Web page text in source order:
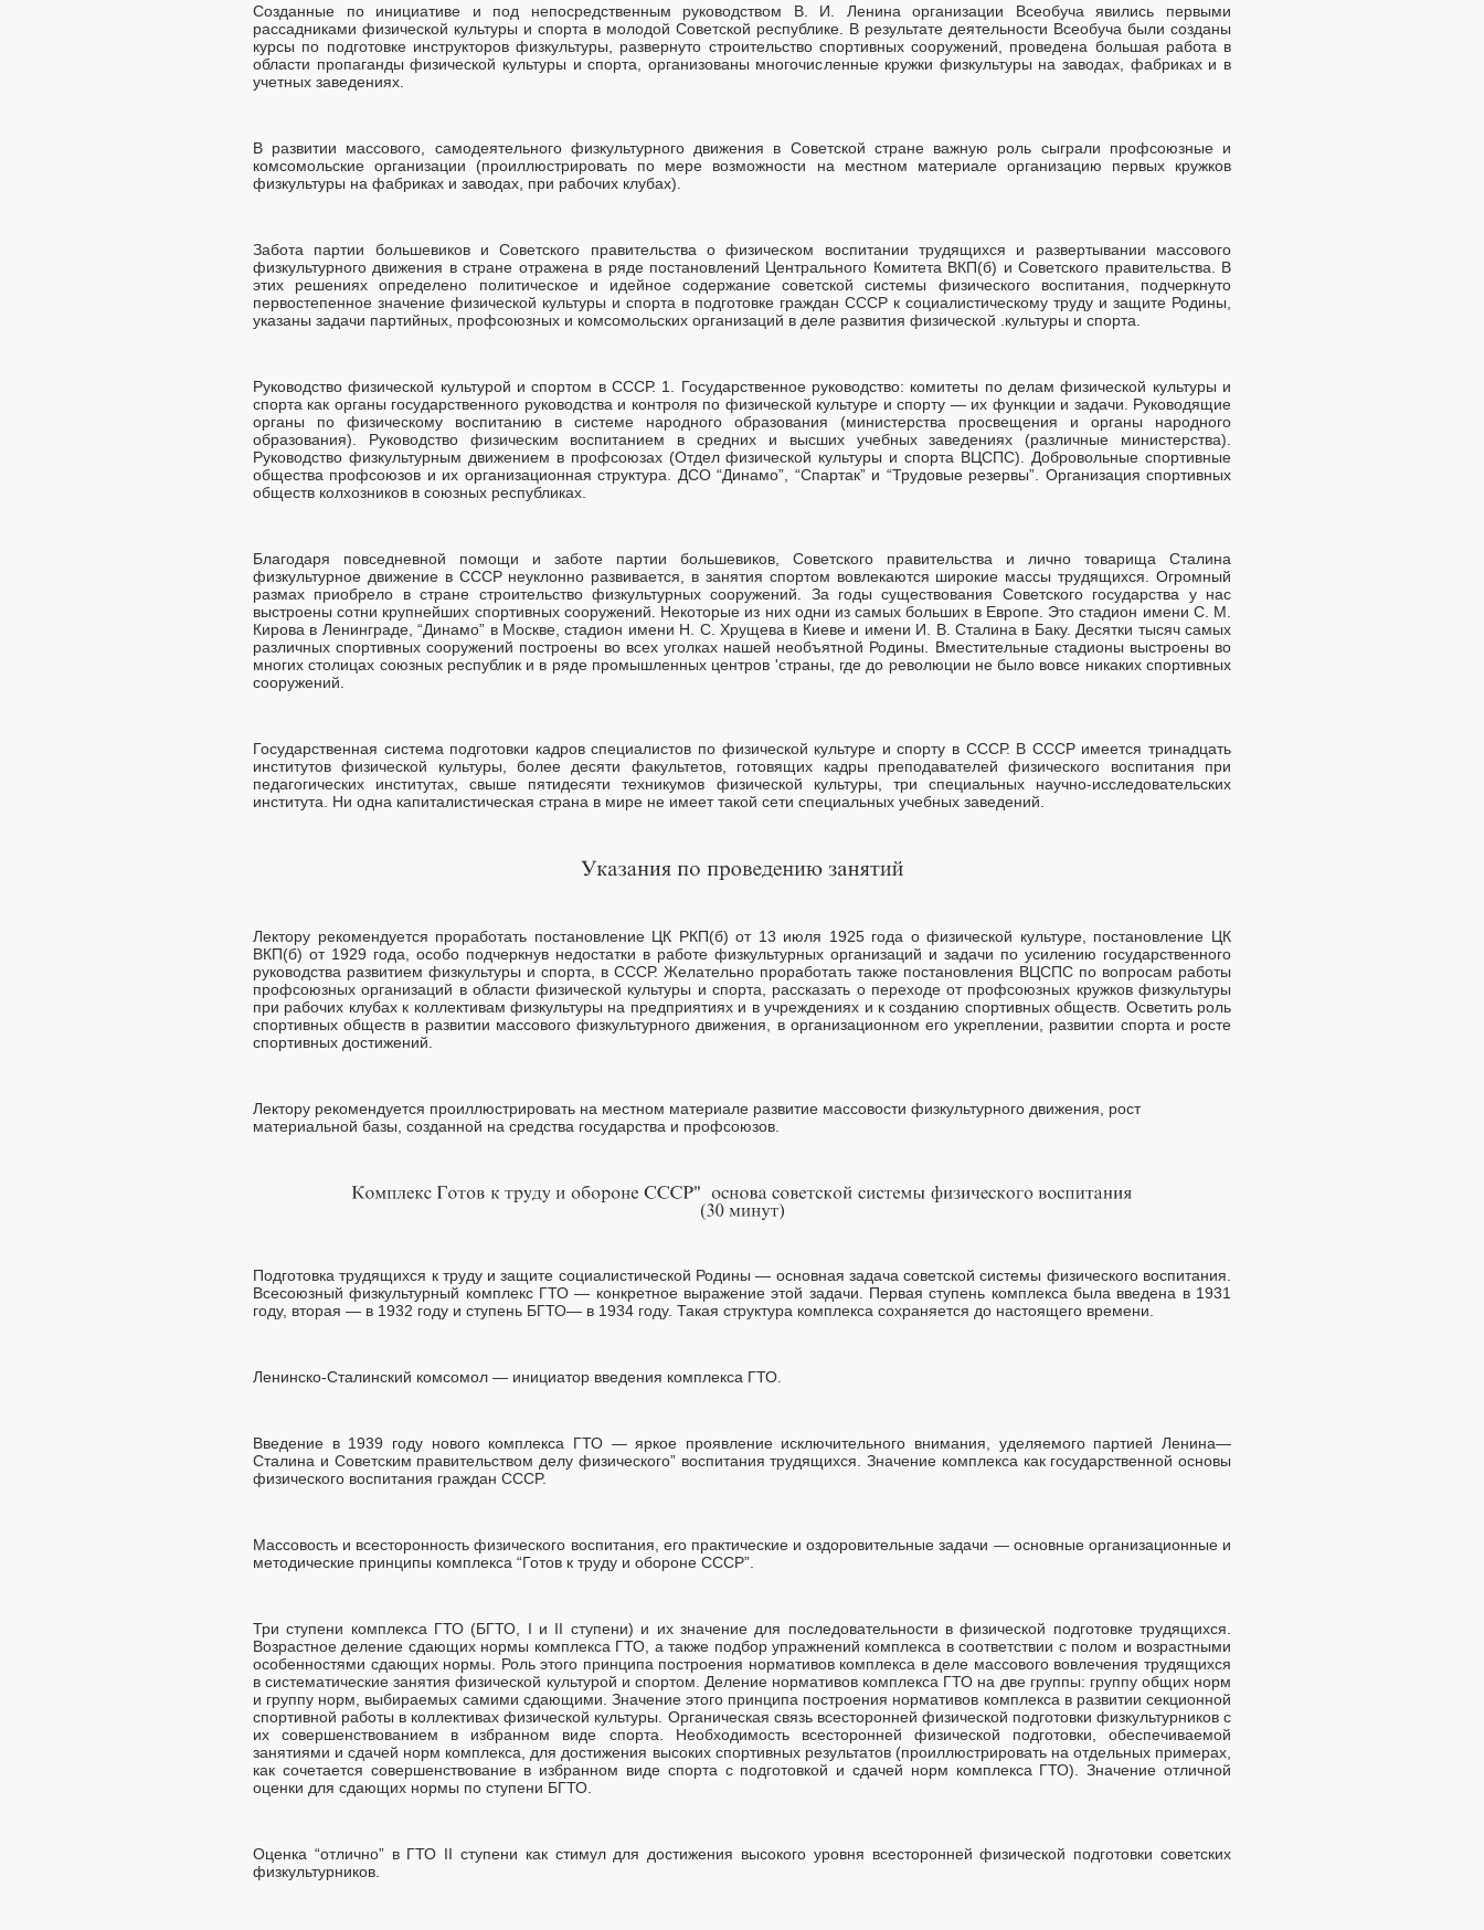
Созданные по инициативе и под непосредственным руководством В. И. Ленина организации Всеобуча явились первыми
рассадниками физической культуры и спорта в молодой Советской республике. В результате деятельности Всеобуча были созданы
курсы по подготовке инструкторов физкультуры, развернуто строительство спортивных сооружений, проведена большая работа в
области пропаганды физической культуры и спорта, организованы многочисленные кружки физкультуры на заводах, фабриках и в
учетных заведениях.
В развитии массового, самодеятельного физкультурного движения в Советской стране важную роль сыграли профсоюзные и
комсомольские организации (проиллюстрировать по мере возможности на местном материале организацию первых кружков
физкультуры на фабриках и заводах, при рабочих клубах).
Забота партии большевиков и Советского правительства о физическом воспитании трудящихся и развертывании массового
физкультурного движения в стране отражена в ряде постановлений Центрального Комитета ВКП(б) и Советского правительства. В
этих решениях определено политическое и идейное содержание советской системы физического воспитания, подчеркнуто
первостепенное значение физической культуры и спорта в подготовке граждан СССР к социалистическому труду и защите Родины,
указаны задачи партийных, профсоюзных и комсомольских организаций в деле развития физической .культуры и спорта.
Руководство физической культурой и спортом в СССР. 1. Государственное руководство: комитеты по делам физической культуры и
спорта как органы государственного руководства и контроля по физической культуре и спорту — их функции и задачи. Руководящие
органы по физическому воспитанию в системе народного образования (министерства просвещения и органы народного
образования). Руководство физическим воспитанием в средних и высших учебных заведениях (различные министерства).
Руководство физкультурным движением в профсоюзах (Отдел физической культуры и спорта ВЦСПС). Добровольные спортивные
общества профсоюзов и их организационная структура. ДСО “Динамо”, “Спартак” и “Трудовые резервы”. Организация спортивных
обществ колхозников в союзных республиках.
Благодаря повседневной помощи и заботе партии большевиков, Советского правительства и лично товарища Сталина
физкультурное движение в СССР неуклонно развивается, в занятия спортом вовлекаются широкие массы трудящихся. Огромный
размах приобрело в стране строительство физкультурных сооружений. За годы существования Советского государства у нас
выстроены сотни крупнейших спортивных сооружений. Некоторые из них одни из самых больших в Европе. Это стадион имени С. М.
Кирова в Ленинграде, “Динамо” в Москве, стадион имени Н. С. Хрущева в Киеве и имени И. В. Сталина в Баку. Десятки тысяч самых
различных спортивных сооружений построены во всех уголках нашей необъятной Родины. Вместительные стадионы выстроены во
многих столицах союзных республик и в ряде промышленных центров 'страны, где до революции не было вовсе никаких спортивных
сооружений.
Государственная система подготовки кадров специалистов по физической культуре и спорту в СССР. В СССР имеется тринадцать
институтов физической культуры, более десяти факультетов, готовящих кадры преподавателей физического воспитания при
педагогических институтах, свыше пятидесяти техникумов физической культуры, три специальных научно-исследовательских
института. Ни одна капиталистическая страна в мире не имеет такой сети специальных учебных заведений.
Лектору рекомендуется проработать постановление ЦК РКП(б) от 13 июля 1925 года о физической культуре, постановление ЦК
ВКП(б) от 1929 года, особо подчеркнув недостатки в работе физкультурных организаций и задачи по усилению государственного
руководства развитием физкультуры и спорта, в СССР. Желательно проработать также постановления ВЦСПС по вопросам работы
профсоюзных организаций в области физической культуры и спорта, рассказать о переходе от профсоюзных кружков физкультуры
при рабочих клубах к коллективам физкультуры на предприятиях и в учреждениях и к созданию спортивных обществ. Осветить роль
спортивных обществ в развитии массового физкультурного движения, в организационном его укреплении, развитии спорта и росте
спортивных достижений.
Лектору рекомендуется проиллюстрировать на местном материале развитие массовости физкультурного движения, рост
материальной базы, созданной на средства государства и профсоюзов.
Подготовка трудящихся к труду и защите социалистической Родины — основная задача советской системы физического воспитания.
Всесоюзный физкультурный комплекс ГТО — конкретное выражение этой задачи. Первая ступень комплекса была введена в 1931
году, вторая — в 1932 году и ступень БГТО— в 1934 году. Такая структура комплекса сохраняется до настоящего времени.
Ленинско-Сталинский комсомол — инициатор введения комплекса ГТО.
Введение в 1939 году нового комплекса ГТО — яркое проявление исключительного внимания, уделяемого партией Ленина—
Сталина и Советским правительством делу физического” воспитания трудящихся. Значение комплекса как государственной основы
физического воспитания граждан CCCP.
Массовость и всесторонность физического воспитания, его практические и оздоровительные задачи — основные организационные и
методические принципы комплекса “Готов к труду и обороне СССР”.
Три ступени комплекса ГТО (БГТО, I и II ступени) и их значение для последовательности в физической подготовке трудящихся.
Возрастное деление сдающих нормы комплекса ГТО, а также подбор упражнений комплекса в соответствии с полом и возрастными
особенностями сдающих нормы. Роль этого принципа построения нормативов комплекса в деле массового вовлечения трудящихся
в систематические занятия физической культурой и спортом. Деление нормативов комплекса ГТО на две группы: группу общих норм
и группу норм, выбираемых самими сдающими. Значение этого принципа построения нормативов комплекса в развитии секционной
спортивной работы в коллективах физической культуры. Органическая связь всесторонней физической подготовки физкультурников с
их совершенствованием в избранном виде спорта. Необходимость всесторонней физической подготовки, обеспечиваемой
занятиями и сдачей норм комплекса, для достижения высоких спортивных результатов (проиллюстрировать на отдельных примерах,
как сочетается совершенствование в избранном виде спорта с подготовкой и сдачей норм комплекса ГТО). Значение отличной
оценки для сдающих нормы по ступени БГТО.
Оценка “отлично” в ГТО II ступени как стимул для достижения высокого уровня всесторонней физической подготовки советских
физкультурников.